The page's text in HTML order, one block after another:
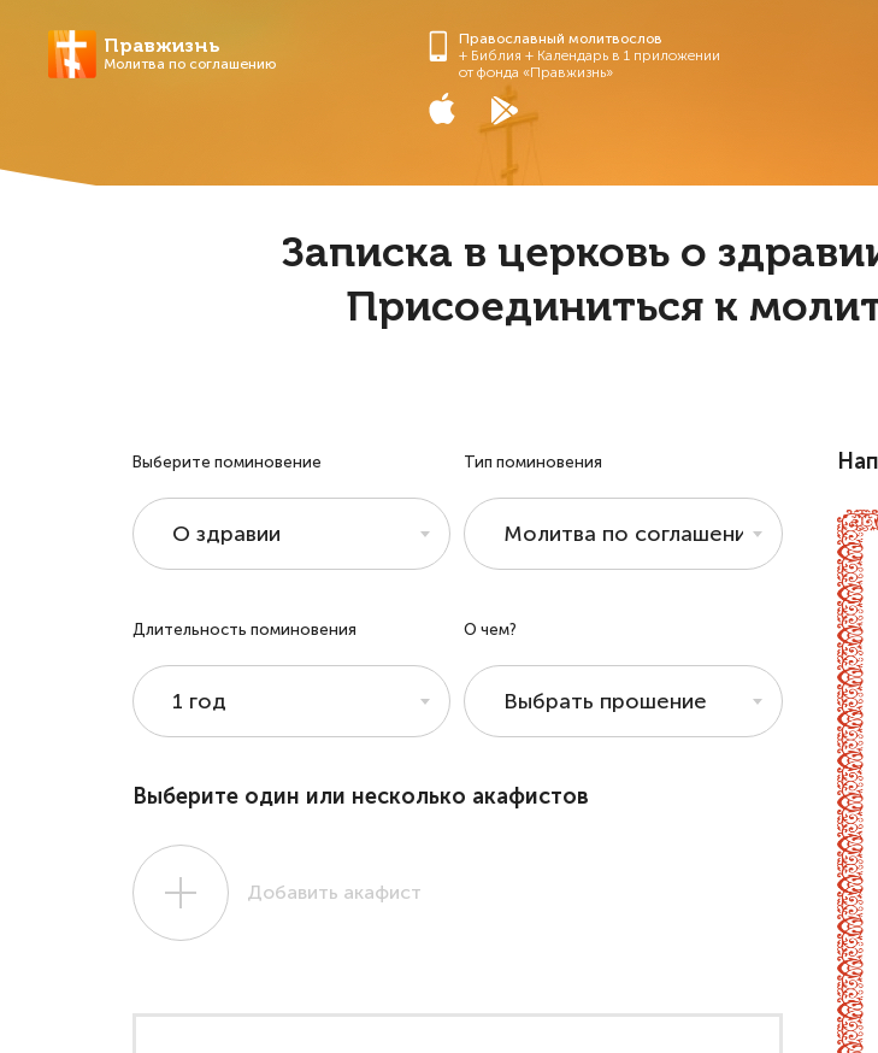
Правжизнь
Молитва по соглашению
Православный молитвослов
+ Библия + Календарь в 1 приложении
от фонда «Правжизнь»
Записка в церковь о
Присоединиться к
Выберите поминовение
О здравии
Тип поминовения
Молитва по соглашению
Длительность поминовения
1 год
О чем?
Выбрать прошение
Выберите один или несколько акафистов
Добавить акафист